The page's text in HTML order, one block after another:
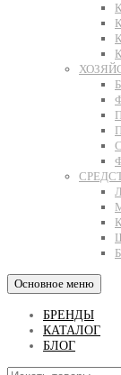
Основное меню
БРЕНДЫ
КАТАЛОГ
БЛОГ